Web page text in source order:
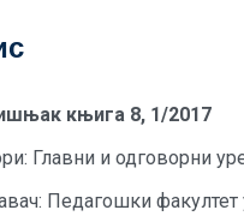
књига 8, 1/2017
Главни и одговорни
Педагошки